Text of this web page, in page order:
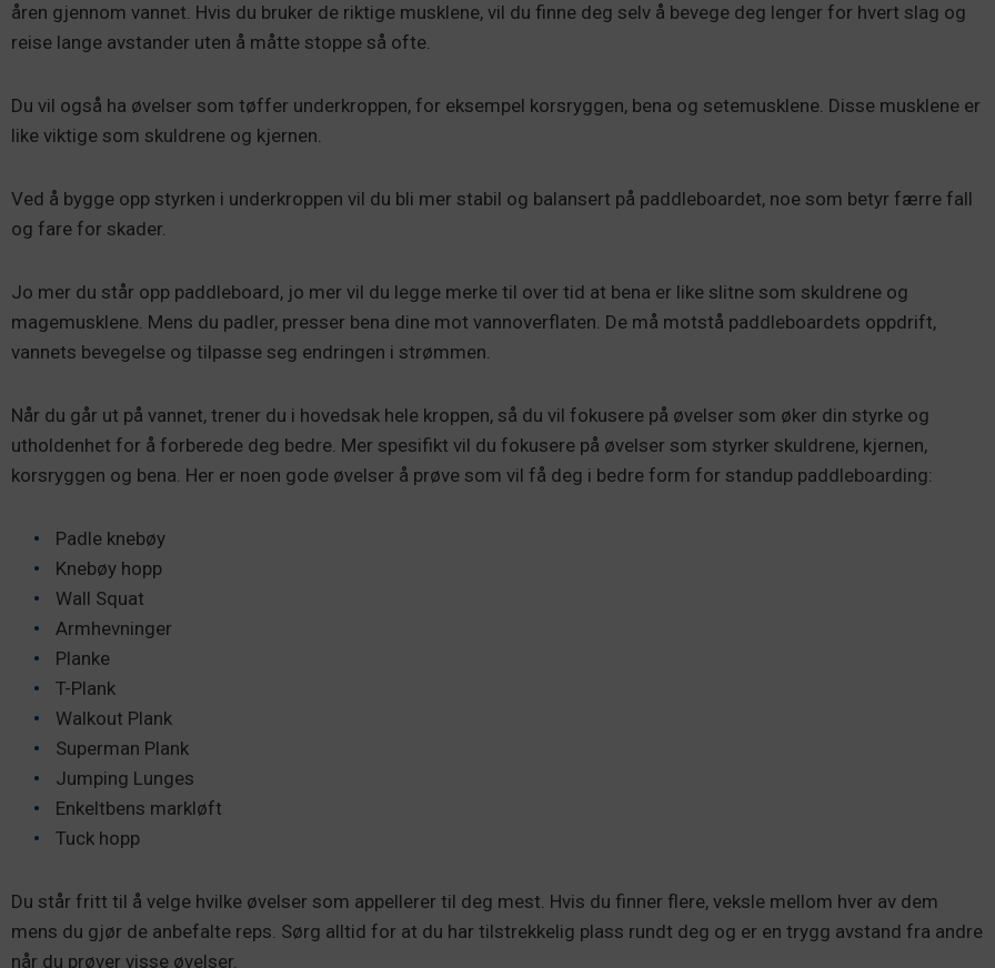
åren gjennom vannet. Hvis du bruker de riktige musklene, vil du finne deg selv å bevege deg lenger for hvert slag og
reise lange avstander uten å måtte stoppe så ofte.
Du vil også ha øvelser som tøffer underkroppen, for eksempel korsryggen, bena og setemusklene. Disse musklene er
like viktige som skuldrene og kjernen.
Ved å bygge opp styrken i underkroppen vil du bli mer stabil og balansert på paddleboardet, noe som betyr færre fall
og fare for skader.
Jo mer du står opp paddleboard, jo mer vil du legge merke til over tid at bena er like slitne som skuldrene og
magemusklene. Mens du padler, presser bena dine mot vannoverflaten. De må motstå paddleboardets oppdrift,
vannets bevegelse og tilpasse seg endringen i strømmen.
Når du går ut på vannet, trener du i hovedsak hele kroppen, så du vil fokusere på øvelser som øker din styrke og
utholdenhet for å forberede deg bedre. Mer spesifikt vil du fokusere på øvelser som styrker skuldrene, kjernen,
korsryggen og bena. Her er noen gode øvelser å prøve som vil få deg i bedre form for standup paddleboarding:
Padle knebøy
Knebøy hopp
Wall Squat
Armhevninger
Planke
T-Plank
Walkout Plank
Superman Plank
Jumping Lunges
Enkeltbens markløft
Tuck hopp
Du står fritt til å velge hvilke øvelser som appellerer til deg mest. Hvis du finner flere, veksle mellom hver av dem
mens du gjør de anbefalte reps. Sørg alltid for at du har tilstrekkelig plass rundt deg og er en trygg avstand fra andre
når du prøver visse øvelser.